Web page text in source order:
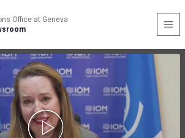
Office at Geneva